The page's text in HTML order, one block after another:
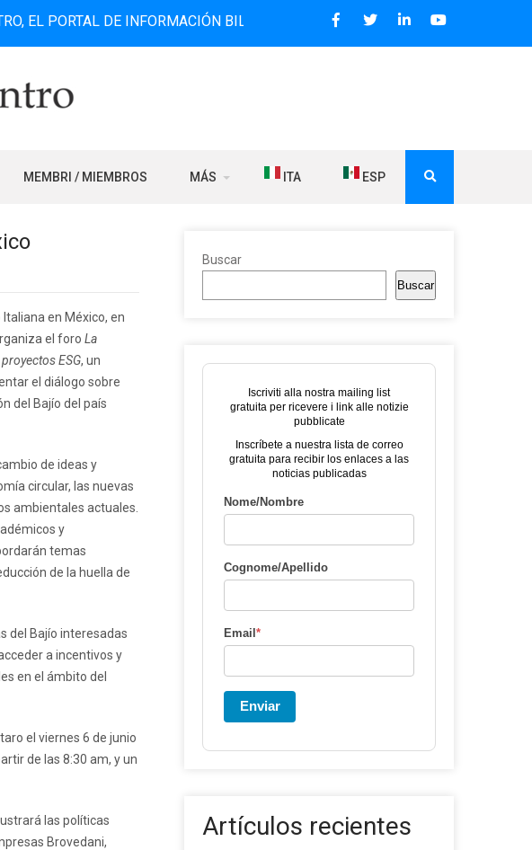
DE INFORMACIÓN BILINGÜE QUE DESDE 2006 DIFUNDE NOTICIAS SOBRE
MEMBRI / MIEMBROS MÁS ITA ESP
en México, en
el foro La
ESG, un
el diálogo sobre
del Bajío del país
de ideas y
circular, las nuevas
ambientales actuales.
y
temas
de la huella de
del Bajío interesadas
a incentivos y
en el ámbito del
el viernes 6 de junio
de las 8:30 am, y un
las políticas
Brovedani,
Buscar
Buscar
Iscriviti alla nostra mailing list
gratuita per ricevere i link alle notizie
pubblicate
Inscríbete a nuestra lista de correo
gratuita para recibir los enlaces a las
noticias publicadas
Nome/Nombre
Cognome/Apellido
Email *
Enviar
Artículos recientes